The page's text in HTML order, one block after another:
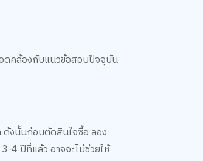
ดคล้องกับแนวข้อสอบปัจจุบัน
ดังนั้นก่อนตัดสินใจซื้อ ลอง
4 ปีที่แล้ว อาจจะไม่ช่วยให้